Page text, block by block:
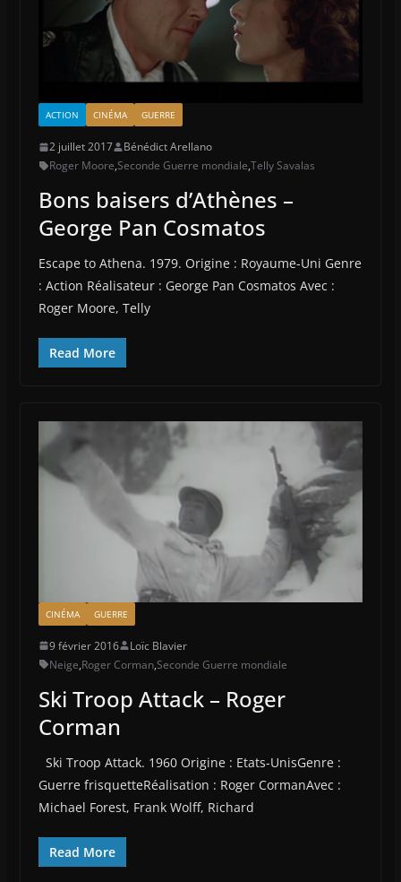
ACTION CINÉMA GUERRE
2 juillet 2017
Bénédict Arellano
Roger Moore,Seconde Guerre mondiale,Telly Savalas
Bons baisers d’Athènes –
George Pan Cosmatos
Escape to Athena. 1979. Origine : Royaume-Uni Genre
: Action Réalisateur : George Pan Cosmatos Avec :
Roger Moore, Telly
Read More
CINÉMA GUERRE
9 février 2016
Loïc Blavier
Neige,Roger Corman,Seconde Guerre mondiale
Ski Troop Attack – Roger
Corman
Ski Troop Attack. 1960 Origine : Etats-UnisGenre :
Guerre frisquetteRéalisation : Roger CormanAvec :
Michael Forest, Frank Wolff, Richard
Read More